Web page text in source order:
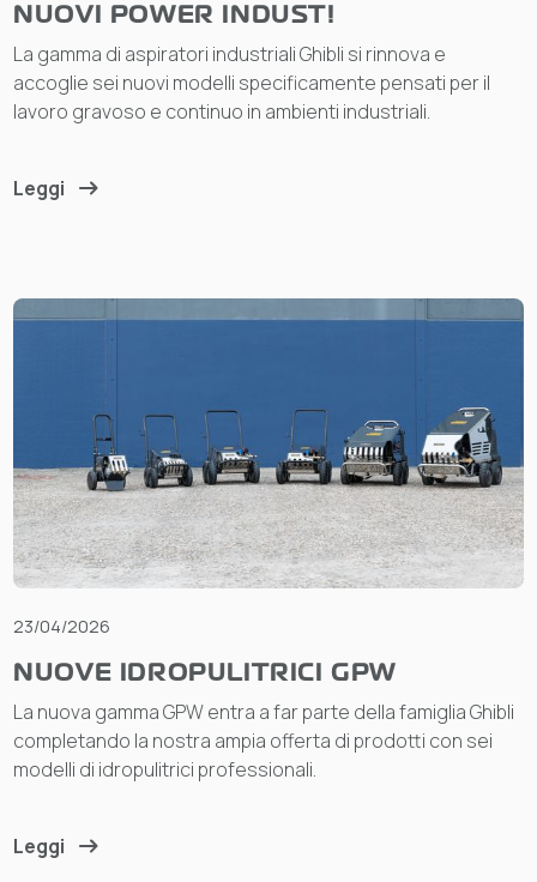
NUOVI POWER INDUST!
La gamma di aspiratori industriali Ghibli si rinnova e
accoglie sei nuovi modelli specificamente pensati per il
lavoro gravoso e continuo in ambienti industriali.
Leggi
23/04/2026
NUOVE IDROPULITRICI GPW
La nuova gamma GPW entra a far parte della famiglia Ghibli
completando la nostra ampia offerta di prodotti con sei
modelli di idropulitrici professionali.
Leggi